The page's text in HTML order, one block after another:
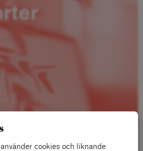
cookies och liknande